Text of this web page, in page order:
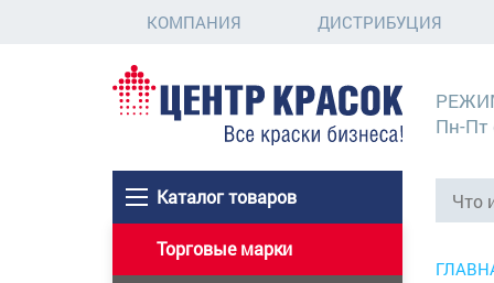
КОМПАНИЯ ДИСТРИБУЦИЯ
Каталог товаров
Пн-Пт
Торговые марки